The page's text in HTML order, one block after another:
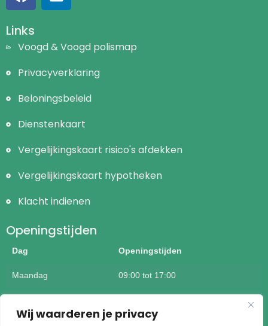
Wij waarderen je privacy
Links
Voogd & Voogd polismap
Privacyverklaring
Beloningsbeleid
Dienstenkaart
Vergelijkingskaart risico's afdekken
Vergelijkingskaart hypotheken
Klacht indienen
Openingstijden
Dag Openingstijden
Maandag 09:00 tot 17:00